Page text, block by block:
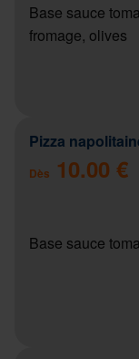
Base sauce
fromage, olives
Pizza
Dès 10.00 €
Base sauce